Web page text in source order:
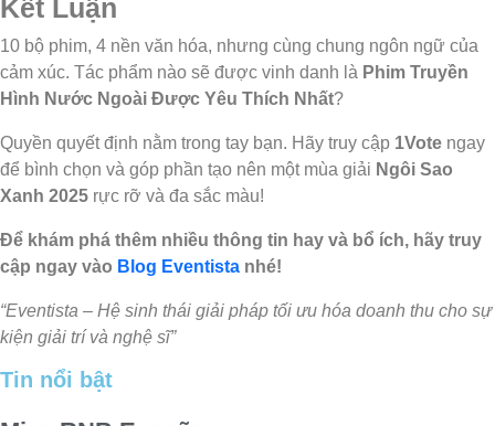
Kết Luận
10 bộ phim, 4 nền văn hóa, nhưng cùng chung ngôn ngữ của
cảm xúc. Tác phẩm nào sẽ được vinh danh là Phim Truyền
Hình Nước Ngoài Được Yêu Thích Nhất?
Quyền quyết định nằm trong tay bạn. Hãy truy cập 1Vote ngay
để bình chọn và góp phần tạo nên một mùa giải Ngôi Sao
Xanh 2025 rực rỡ và đa sắc màu!
Để khám phá thêm nhiều thông tin hay và bổ ích, hãy truy
cập ngay vào Blog Eventista nhé!
“Eventista – Hệ sinh thái giải pháp tối ưu hóa doanh thu cho sự
kiện giải trí và nghệ sĩ”
Tin nổi bật